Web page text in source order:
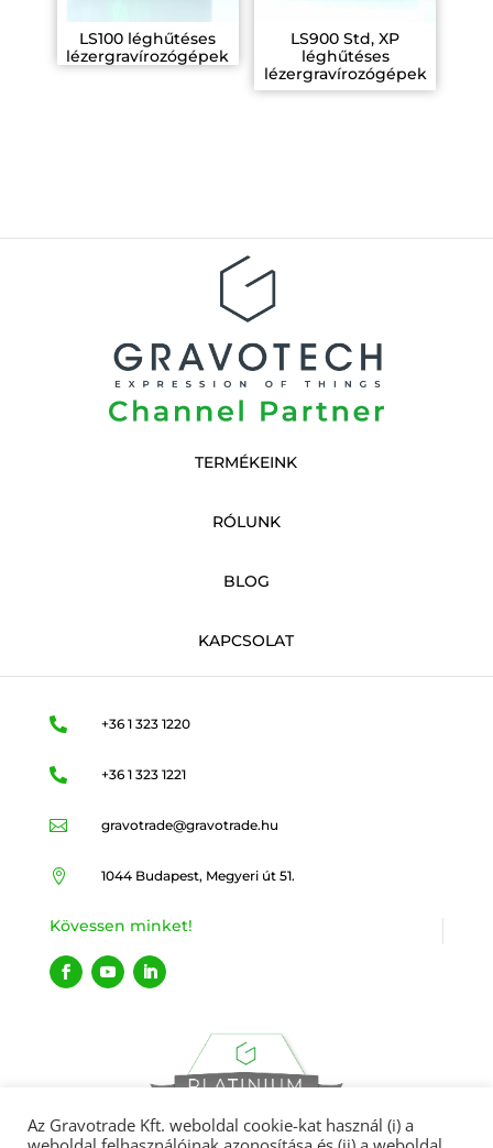
LS100 léghűtéses
lézergravírozógépek
LS900 Std, XP
léghűtéses
lézergravírozógépek
TERMÉKEINK
RÓLUNK
BLOG
KAPCSOLAT
 +36 1 323 1220
 +36 1 323 1221
 gravotrade@gravotrade.hu
 1044 Budapest, Megyeri út 51.
Kövessen minket!
Az Gravotrade Kft. weboldal cookie-kat használ (i) a